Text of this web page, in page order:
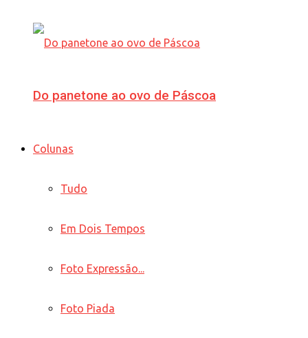
Do panetone ao ovo de Páscoa
Colunas
Tudo
Em Dois Tempos
Foto Expressão...
Foto Piada